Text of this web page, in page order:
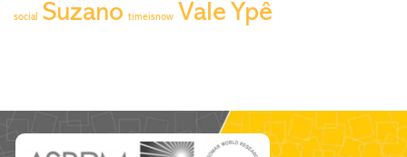
social Suzano timeisnow Vale Ypê